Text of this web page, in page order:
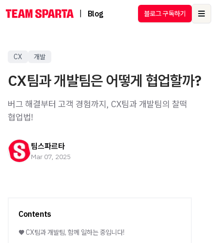
Blog 블로그 구독하기
CX 개발
CX팀과 개발팀은 어떻게 협업할까?
버그 해결부터 고객 경험까지, CX팀과 개발팀의 찰떡
협업법!
팀스파르타
Mar 07, 2025
Contents
♥️ CX팀과 개발팀, 함께 일하는 중입니다!